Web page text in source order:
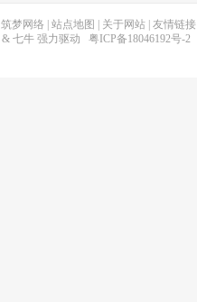
筑梦网络 站点地图 关于网站 友情链接
& 七牛强力驱动 粤ICP备18046192号-2